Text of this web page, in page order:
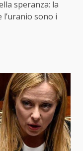
speranza: la
sono i